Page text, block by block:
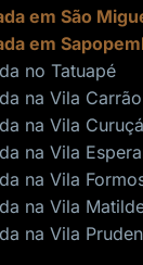
em São
em
no Tatuapé
na Vila Carrão
na Vila Curuçá
na Vila
na Vila
na Vila
na Vila